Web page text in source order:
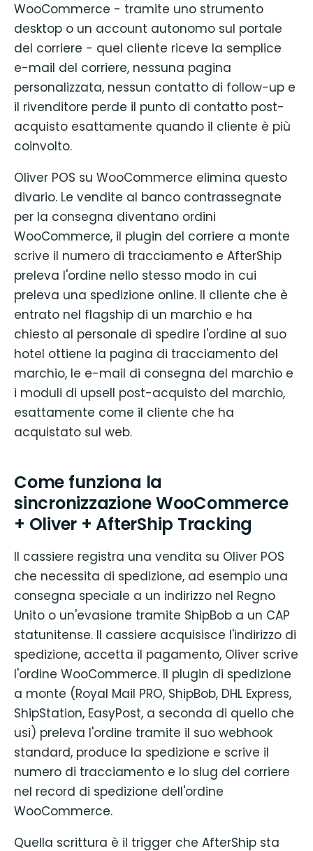
WooCommerce - tramite uno strumento
desktop o un account autonomo sul portale
del corriere - quel cliente riceve la semplice
e-mail del corriere, nessuna pagina
personalizzata, nessun contatto di follow-up e
il rivenditore perde il punto di contatto post-
acquisto esattamente quando il cliente è più
coinvolto.
Oliver POS su WooCommerce elimina questo
divario. Le vendite al banco contrassegnate
per la consegna diventano ordini
WooCommerce, il plugin del corriere a monte
scrive il numero di tracciamento e AfterShip
preleva l'ordine nello stesso modo in cui
preleva una spedizione online. Il cliente che è
entrato nel flagship di un marchio e ha
chiesto al personale di spedire l'ordine al suo
hotel ottiene la pagina di tracciamento del
marchio, le e-mail di consegna del marchio e
i moduli di upsell post-acquisto del marchio,
esattamente come il cliente che ha
acquistato sul web.
Come funziona la
sincronizzazione WooCommerce
+ Oliver + AfterShip Tracking
Il cassiere registra una vendita su Oliver POS
che necessita di spedizione, ad esempio una
consegna speciale a un indirizzo nel Regno
Unito o un'evasione tramite ShipBob a un CAP
statunitense. Il cassiere acquisisce l'indirizzo di
spedizione, accetta il pagamento, Oliver scrive
l'ordine WooCommerce. Il plugin di spedizione
a monte (Royal Mail PRO, ShipBob, DHL Express,
ShipStation, EasyPost, a seconda di quello che
usi) preleva l'ordine tramite il suo webhook
standard, produce la spedizione e scrive il
numero di tracciamento e lo slug del corriere
nel record di spedizione dell'ordine
WooCommerce.
Quella scrittura è il trigger che AfterShip sta